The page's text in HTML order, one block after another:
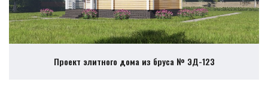
Проект элитного дома из бруса № ЭД-123